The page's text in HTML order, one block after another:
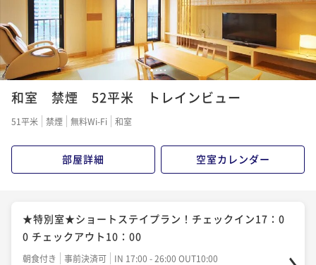
¥ 45,410 ~
¥25,200~
¥ 23,940 ~
◇17時チェックイン朝食付き（10時チェックアウト）
ショートステイプラン◇
¥27,900~
2名 ¥ 27,342 ~
シンプルステイ 自慢の朝食付 高崎駅東口徒歩3分！
ビジネス・観光の拠点にどうぞ
朝食付き 事前決済可
IN 14:00 - 24:00 OUT11:00
1234
和室 禁煙 52平米 トレインビュー
51平米 禁煙 無料Wi-Fi 和室
部屋詳細 空室カレンダー
★特別室★ショートステイプラン！チェックイン17：0
0 チェックアウト10：00
朝食付き 事前決済可
IN 17:00 - 26:00 OUT10:00